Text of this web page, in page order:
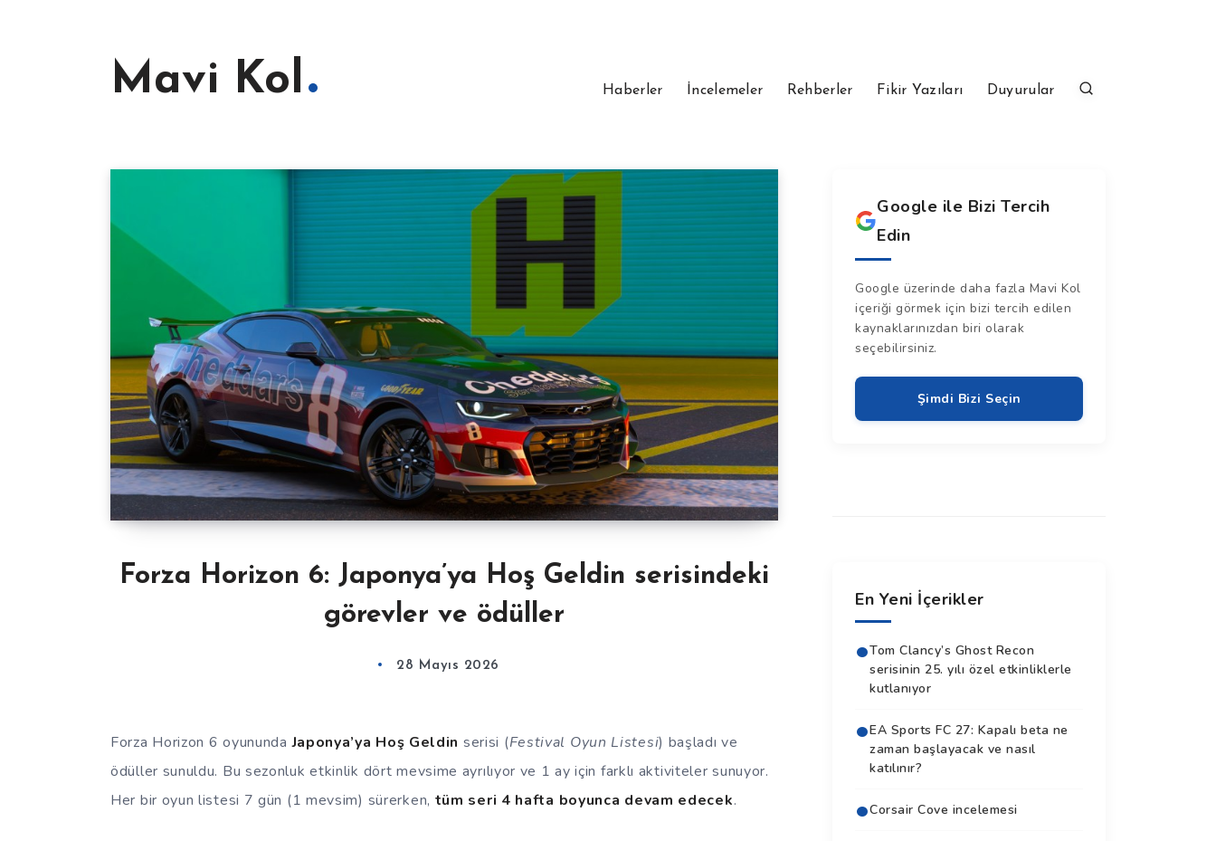
Mavi Kol Haberler İncelemeler Rehberler Fikir Yazıları Duyurular
Forza Horizon 6: Japonya’ya Hoş Geldin serisindeki
görevler ve ödüller
28 Mayıs 2026
Forza Horizon 6 oyunundaJaponya’ya Hoş Geldin serisi (Festival Oyun Listesi) başladı ve
ödüller sunuldu. Bu sezonluk etkinlik dört mevsime ayrılıyor ve 1 ay için farklı aktiviteler sunuyor.
Her bir oyun listesi 7 gün (1 mevsim) sürerken, tüm seri 4 hafta boyunca devam edecek.
Google ile Bizi Tercih
Edin
Google üzerinde daha fazla Mavi Kol
içeriği görmek için bizi tercih edilen
kaynaklarınızdan biri olarak
seçebilirsiniz.
Şimdi Bizi Seçin
En Yeni İçerikler
Tom Clancy’s Ghost Recon
serisinin 25. yılı özel etkinliklerle
kutlanıyor
EA Sports FC 27: Kapalı beta ne
zaman başlayacak ve nasıl
katılınır?
Corsair Cove incelemesi